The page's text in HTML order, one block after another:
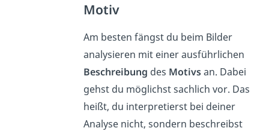
Motiv
Am besten fängst du beim Bilder
analysieren mit einer ausführlichen
Beschreibung des Motivsan. Dabei
gehst du möglichst sachlich vor. Das
heißt, du interpretierst bei deiner
Analyse nicht, sondern beschreibst